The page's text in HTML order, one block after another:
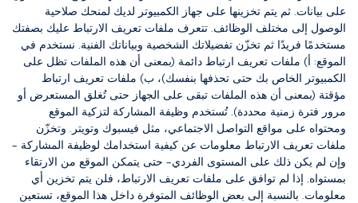
على بيانات. ثم يتم تخزينها على جهاز الكمبيوتر لديك لمنحك صلاحية
الوصول إلى مختلف الوظائف. تتعرف ملفات تعريف الارتباط عليك بصفتك
مستخدمًا فريدًا ثم تخزّن تفضيلاتك الشخصية وبياناتك الفنية. نستخدم في
الموقع: أ) ملفات تعريف ارتباط دائمة (بمعنى أن هذه الملفات تظل على
الكمبيوتر الخاص بك حتى تحذفها بنفسك)، ب) ملفات تعريف ارتباط
مؤقتة (بمعنى أن هذه الملفات تبقى على الجهاز حتى تُغلق المستعرض أو
مرور فترة زمنية محددة).تُستخدم وظيفة المشاركة لتزكية الموقع
ومحتواه على مواقع التواصل الاجتماعي، مثل فيسبوك وتويتر. وتخزّن
ملفات تعريف الارتباط معلومات عن كيفية استخدامك لوظيفة المشاركة –
وإن لم يكن ذلك على المستوى الفردي– حتى يتمكن الموقع من الارتقاء
بمستواه. إذا لم توافق على ملفات تعريف الارتباط، فلن يتم تخزين أي
معلومات. بالنسبة إلى بعض الوظائف المتوفرة داخل هذا الموقع، تستعين